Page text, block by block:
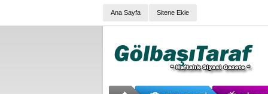
Ana Sayfa Sitene Ekle